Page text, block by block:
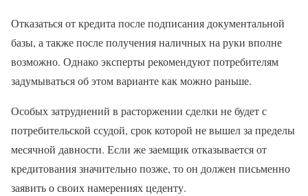
Отказаться от кредита после подписания документальной
базы, а также после получения наличных на руки вполне
возможно. Однако эксперты рекомендуют потребителям
задумываться об этом варианте как можно раньше.
Особых затруднений в расторжении сделки не будет с
потребительской ссудой, срок которой не вышел за пределы
месячной давности. Если же заемщик отказывается от
кредитования значительно позже, то он должен письменно
заявить о своих намерениях цеденту.